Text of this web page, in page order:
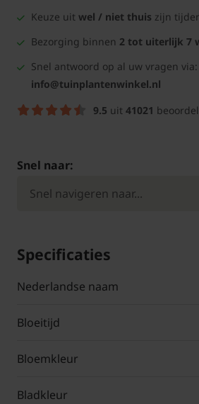
Keuze uit wel / niet thuis zijn
Bezorging binnen 2 tot uiterlijk 7
Snel antwoord op al uw vragen via:
info@tuinplantenwinkel.nl
9.5 uit 41021
Snel naar:
Specificaties
Nederlandse naam
Bloeitijd
Bloemkleur
Bladkleur